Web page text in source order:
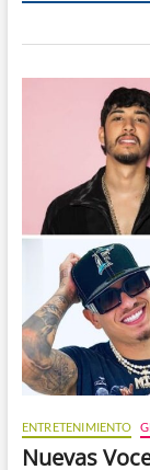
ENTRETENIMIENTO
Nuevas